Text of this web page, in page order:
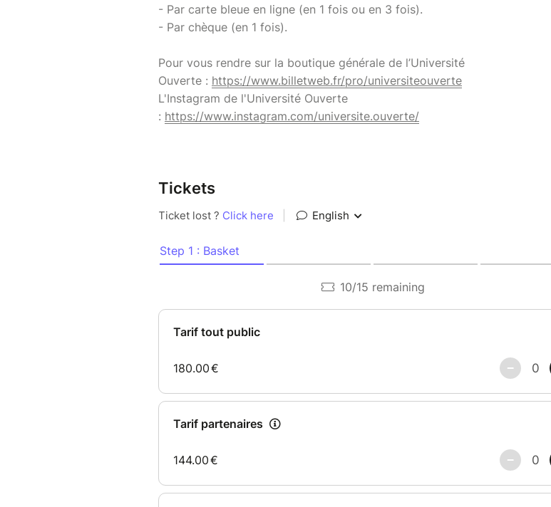
- Par carte bleue en ligne (en 1 fois ou en 3 fois).
- Par chèque (en 1 fois).
Pour vous rendre sur la boutique générale de l’Université
Ouverte : https://www.billetweb.fr/pro/universiteouverte
L'Instagram de l'Université Ouverte
: https://www.instagram.com/universite.ouverte/
Tickets